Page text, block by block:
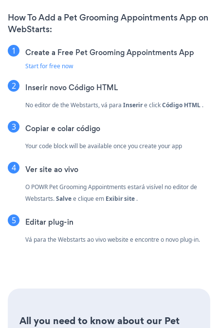
How To Add a Pet Grooming Appointments App on
WebStarts:
Create a Free Pet Grooming Appointments App
Start for free now
Inserir novoCódigo HTML
No editor de the Webstarts, vá para Inserire clickCódigo HTML .
Copiar e colar código
Your code block will be available once you create your app
Ver site ao vivo
O POWR Pet Grooming Appointments estará visível no editor de
Webstarts.Salvee clique em Exibir site .
Editar plug-in
Vá para the Webstarts ao vivo website e encontre o novo plug-in.
All you need to know about our Pet